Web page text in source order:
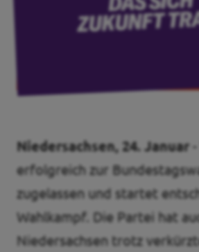
Transparenz
Niedersachsen, 24. Januar
erfolgreich zur
zugelassen und startet
Wahlkampf. Die Partei hat
Niedersachsen trotz